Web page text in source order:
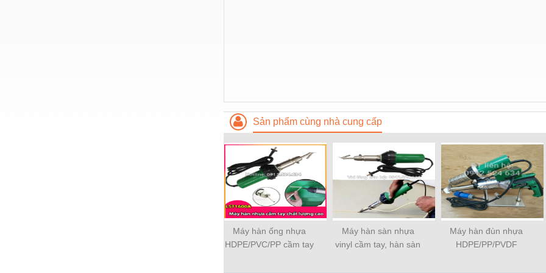
Sản phẩm cùng nhà cung cấp
Máy hàn ống nhựa
HDPE/PVC/PP cầm tay
Máy hàn sàn nhựa
vinyl cầm tay, hàn sàn
Máy hàn đùn nhựa
HDPE/PP/PVDF